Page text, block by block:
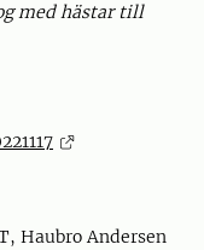
med hästar till
Haubro Andersen